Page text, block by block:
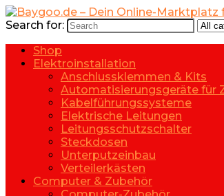
Search for:
Shop
Elektroinstallation
Anschlussklemmen & Kits
Automatisierungsgeräte für
Kabelführungssysteme
Elektrische Leitungen
Leitungsschutzschalter
Steckdosen
Unterputzeinbau
Verteilerkästen
Computer & Zubehör